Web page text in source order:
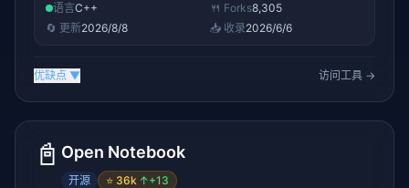
语言C++ 🍴 Forks8,305
🔄 更新2026/8/8 📥 收录2026/6/6
优缺点 ▼ 访问工具 →
📓 Open Notebook
开源 ⭐ 36k ↑+13